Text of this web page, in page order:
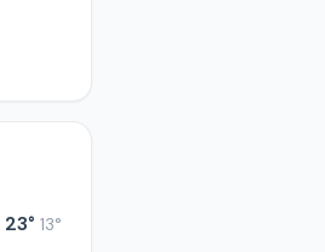
23° 13°